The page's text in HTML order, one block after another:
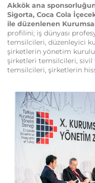
Akkök ana
Sigorta, Coca Cola
ile düzenlenen
profilini; iş dünyası
temsilcileri, düzenleyici
şirketlerin yönetim
şirketleri temsilcileri,
temsilcileri, şirketlerin